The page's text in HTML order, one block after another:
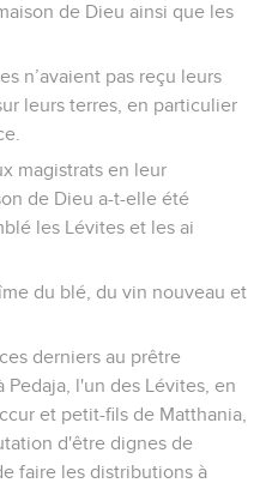
de Dieu ainsi que les
n’avaient pas reçu leurs
leurs terres, en particulier
magistrats en leur
de Dieu a-t-elle été
les Lévites et les ai
du blé, du vin nouveau et
derniers au prêtre
Pedaja, l'un des Lévites, en
et petit-fils de Matthania,
d'être dignes de
faire les distributions à